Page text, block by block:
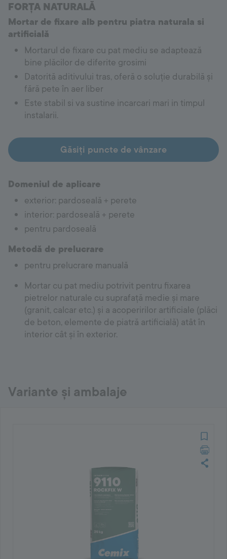
FORȚA NATURALĂ
Mortar de fixare alb pentru piatra naturala si
artificială
Mortarul de fixare cu pat mediu se adaptează
bine plăcilor de diferite grosimi
Datorită aditivului tras, oferă o soluție durabilă și
fără pete în aer liber
Este stabil si va sustine incarcari mari in timpul
instalarii.
Găsiți puncte de vânzare
Domeniul de aplicare
exterior: pardoseală + perete
interior: pardoseală + perete
pentru pardoseală
Metodă de prelucrare
pentru prelucrare manuală
Mortar cu pat mediu potrivit pentru fixarea
pietrelor naturale cu suprafață medie și mare
(granit, calcar etc.) și a acoperirilor artificiale (plăci
de beton, elemente de piatră artificială) atât în
interior cât și în exterior.
Variante și ambalaje